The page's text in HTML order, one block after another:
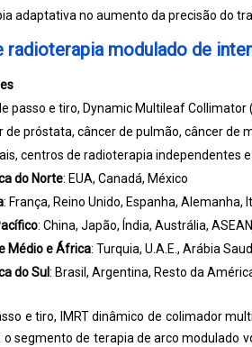
adaptativa no aumento da precisão do
modulado de
passo e tiro, Dynamic Multileaf
de próstata, câncer de pulmão, câncer de
centros de radioterapia independentes
do Norte: EUA, Canadá, México
: França, Reino Unido, Espanha, Alemanha,
: China, Japão, Índia, Austrália,
Médio e África: Turquia, U.A.E., Arábia
do Sul: Brasil, Argentina, Resto da
e tiro, IMRT dinâmico de colimador
segmento de terapia de arco modulado